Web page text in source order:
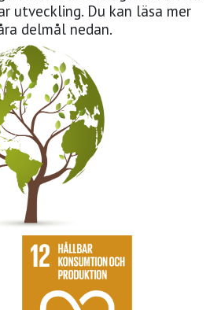
utveckling. Du kan läsa mer
delmål nedan.